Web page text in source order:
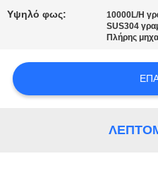
ΈΝΑ
ΑΠΌΣΠΑΣΜΑ
SITEMAP
Υψηλό φως: 10000L/H
SUS304
Πλήρης